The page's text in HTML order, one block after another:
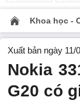
Khoa học -
Xuất bản ngày 11/
Nokia
G20 có